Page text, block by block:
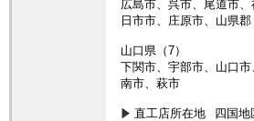
広島市、呉市、尾道市
日市市、庄原市、山県郡
山口県（7）
下関市、宇部市、山口
南市、萩市
直工店所在地
四国地